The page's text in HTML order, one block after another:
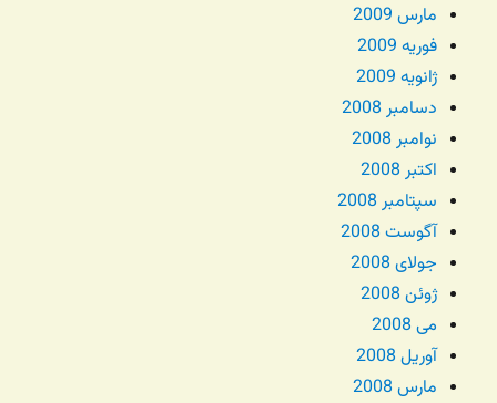
مارس 2009
فوریه 2009
ژانویه 2009
دسامبر 2008
نوامبر 2008
اکتبر 2008
سپتامبر 2008
آگوست 2008
جولای 2008
ژوئن 2008
می 2008
آوریل 2008
مارس 2008